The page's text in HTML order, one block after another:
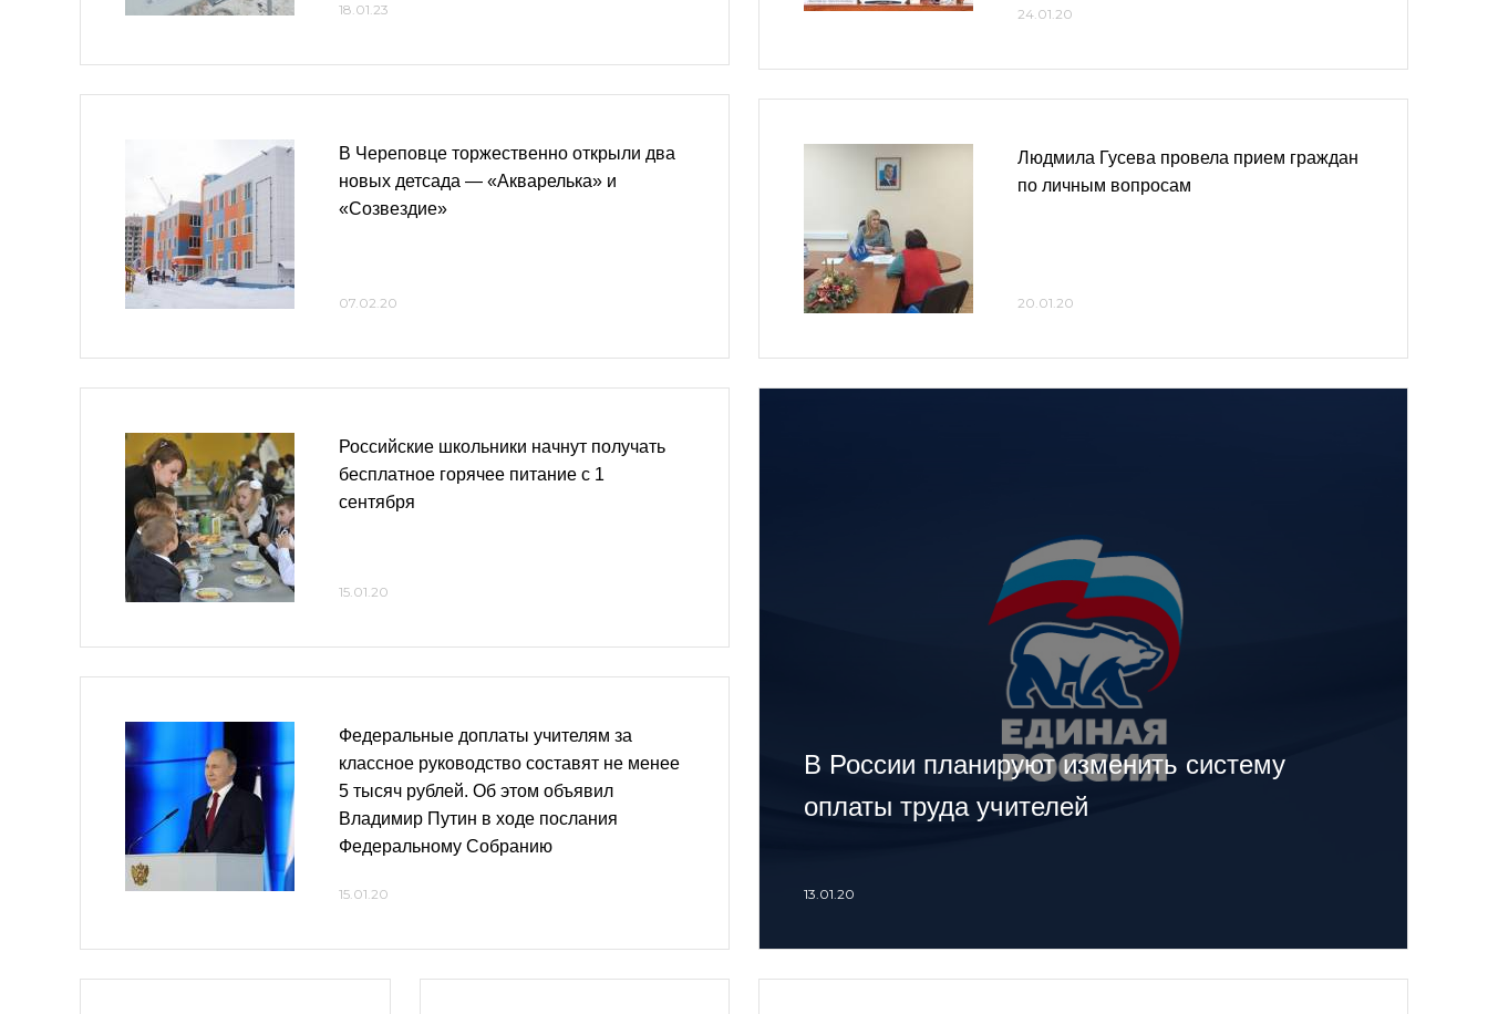
18.01.23
В Череповце торжественно открыли два
новых детсада — «Акварелька» и
«Созвездие»
07.02.20
24.01.20
Людмила Гусева провела прием граждан
по личным вопросам
20.01.20
Российские школьники начнут получать
бесплатное горячее питание с 1
сентября
15.01.20
Федеральные доплаты учителям за
классное руководство составят не менее
5 тысяч рублей. Об этом объявил
Владимир Путин в ходе послания
Федеральному Собранию
15.01.20
В России планируют изменить систему
оплаты труда учителей
13.01.20